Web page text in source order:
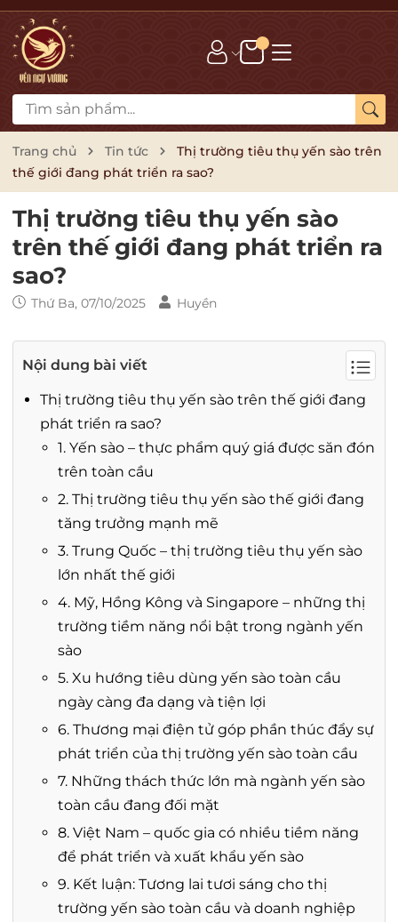
Trang chủ Tin tức
Thị trường tiêu thụ yến sào trên
thế giới đang phát triển ra sao?
Thị trường tiêu thụ yến sào
trên thế giới đang phát triển ra
sao?
Thứ Ba, 07/10/2025 Huyền
Nội dung bài viết
Thị trường tiêu thụ yến sào trên thế giới đang
phát triển ra sao?
1. Yến sào – thực phẩm quý giá được săn đón
trên toàn cầu
2. Thị trường tiêu thụ yến sào thế giới đang
tăng trưởng mạnh mẽ
3. Trung Quốc – thị trường tiêu thụ yến sào
lớn nhất thế giới
4. Mỹ, Hồng Kông và Singapore – những thị
trường tiềm năng nổi bật trong ngành yến
sào
5. Xu hướng tiêu dùng yến sào toàn cầu
ngày càng đa dạng và tiện lợi
6. Thương mại điện tử góp phần thúc đẩy sự
phát triển của thị trường yến sào toàn cầu
7. Những thách thức lớn mà ngành yến sào
toàn cầu đang đối mặt
8. Việt Nam – quốc gia có nhiều tiềm năng
để phát triển và xuất khẩu yến sào
9. Kết luận: Tương lai tươi sáng cho thị
trường yến sào toàn cầu và doanh nghiệp